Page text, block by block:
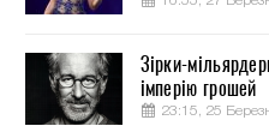
Зірки-
імперію грошей
23:15, 25